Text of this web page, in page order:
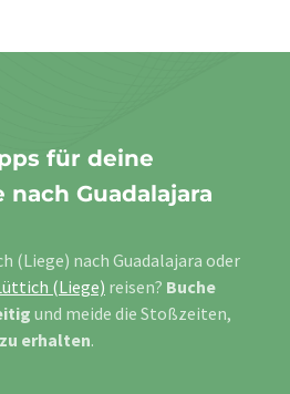
für deine
Guadalajara
(Liege) nach Guadalajara oder
(Liege) reisen? Buche
und meide die Stoßzeiten,
erhalten.